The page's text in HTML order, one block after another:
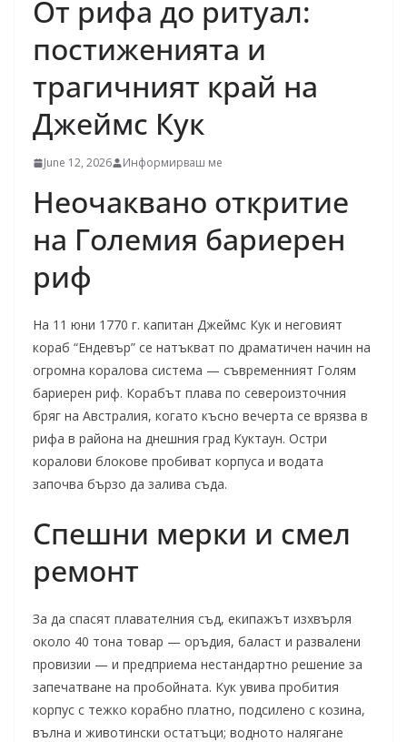
От рифа до ритуал:
постиженията и
трагичният край на
Джеймс Кук
June 12, 2026 Информирваш ме
Неочаквано откритие
на Големия бариерен
риф
На 11 юни 1770 г. капитан Джеймс Кук и неговият
кораб “Ендевър” се натъкват по драматичен начин на
огромна коралова система — съвременният Голям
бариерен риф. Корабът плава по североизточния
бряг на Австралия, когато късно вечерта се врязва в
рифа в района на днешния град Куктаун. Остри
коралови блокове пробиват корпуса и водата
започва бързо да залива съда.
Спешни мерки и смел
ремонт
За да спасят плавателния съд, екипажът изхвърля
около 40 тона товар — оръдия, баласт и развалени
провизии — и предприема нестандартно решение за
запечатване на пробойната. Кук увива пробития
корпус с тежко корабно платно, подсилено с козина,
вълна и животински остатъци; водното налягане